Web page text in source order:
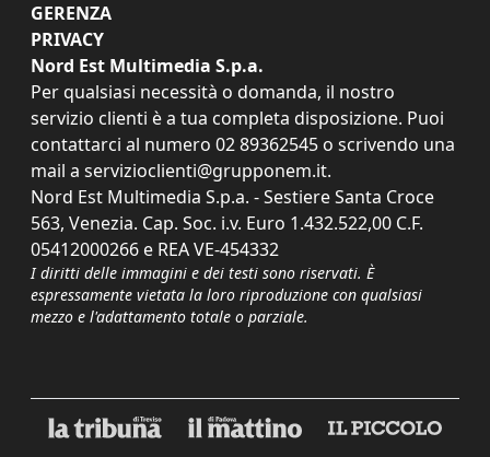
GERENZA
PRIVACY
Nord Est Multimedia S.p.a.
Per qualsiasi necessità o domanda, il nostro
servizio clienti è a tua completa disposizione. Puoi
contattarci al numero 02 89362545 o scrivendo una
mail a servizioclienti@grupponem.it.
Nord Est Multimedia S.p.a. - Sestiere Santa Croce
563, Venezia. Cap. Soc. i.v. Euro 1.432.522,00 C.F.
05412000266 e REA VE-454332
I diritti delle immagini e dei testi sono riservati. È
espressamente vietata la loro riproduzione con qualsiasi
mezzo e l'adattamento totale o parziale.